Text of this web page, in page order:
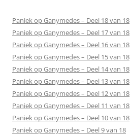
Paniek op Ganymedes – Deel 18 van 18
Paniek op Ganymedes – Deel 17 van 18
Paniek op Ganymedes – Deel 16 van 18
Paniek op Ganymedes – Deel 15 van 18
Paniek op Ganymedes – Deel 14 van 18
Paniek op Ganymedes – Deel 13 van 18
Paniek op Ganymedes – Deel 12 van 18
Paniek op Ganymedes – Deel 11 van 18
Paniek op Ganymedes – Deel 10 van 18
Paniek op Ganymedes – Deel 9 van 18